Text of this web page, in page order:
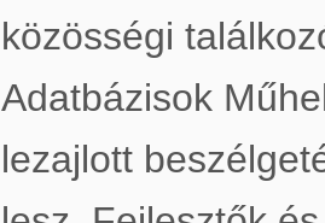
közösségi
Adatbázisok
lezajlott